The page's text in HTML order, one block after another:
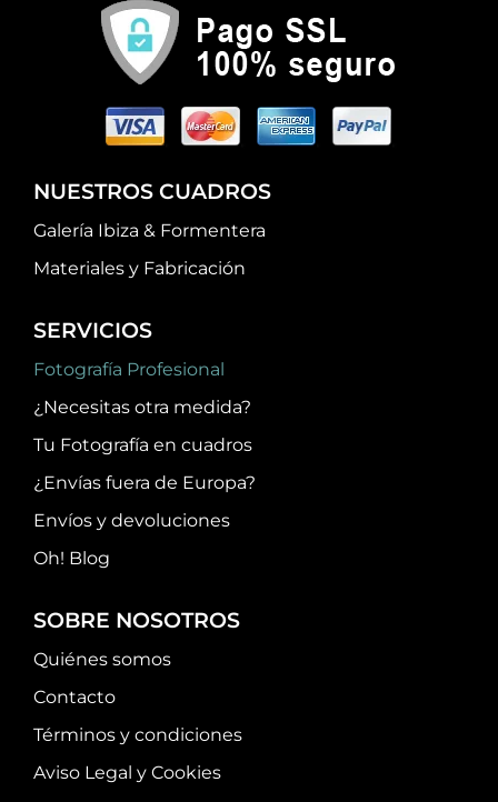
NUESTROS CUADROS
Galería Ibiza & Formentera
Materiales y Fabricación
SERVICIOS
Fotografía Profesional
¿Necesitas otra medida?
Tu Fotografía en cuadros
¿Envías fuera de Europa?
Envíos y devoluciones
Oh! Blog
SOBRE NOSOTROS
Quiénes somos
Contacto
Términos y condiciones
Aviso Legal y Cookies